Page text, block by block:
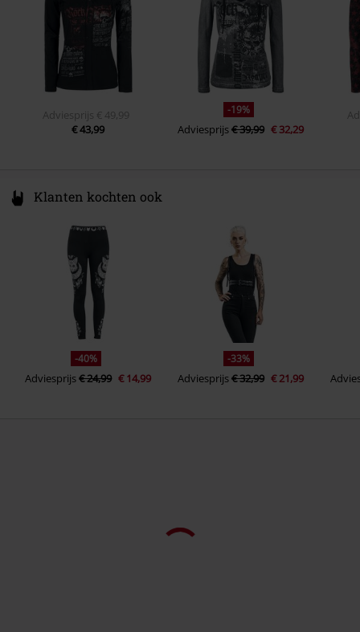
Mouwvorm
Normale Mouwen
Mouwlengte
Longsleeve
geen ritssluiting
bruin-zwart
Adviesprijs
€ 49,99
€ 43,99
-19%
Adviesprijs€ 39,99 € 32,29
Klanten kochten ook
-40%
Adviesprijs€ 24,99 € 14,99
-33%
Adviesprijs€ 32,99 € 21,99